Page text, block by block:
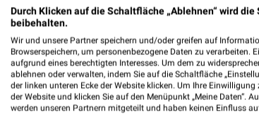
Durch Klicken auf die Schaltfläche „Ablehnen“ wird
beibehalten.
Wir und unsere Partner speichern und/oder greifen auf
Browserspeichern, um personenbezogene Daten zu verarbeiten.
aufgrund eines berechtigten Interesses. Um dem zu
ablehnen oder verwalten, indem Sie auf die Schaltfläche
der linken unteren Ecke der Website klicken. Um Ihre
der Website und klicken Sie auf den Menüpunkt „Meine Daten“.
werden unseren Partnern mitgeteilt und haben keinen Einfluss